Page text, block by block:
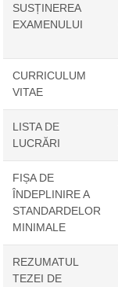
SUSȚINEREA
EXAMENULUI
CURRICULUM
VITAE
LISTA DE
LUCRĂRI
FIȘA DE
ÎNDEPLINIRE A
STANDARDELOR
MINIMALE
REZUMATUL
TEZEI DE